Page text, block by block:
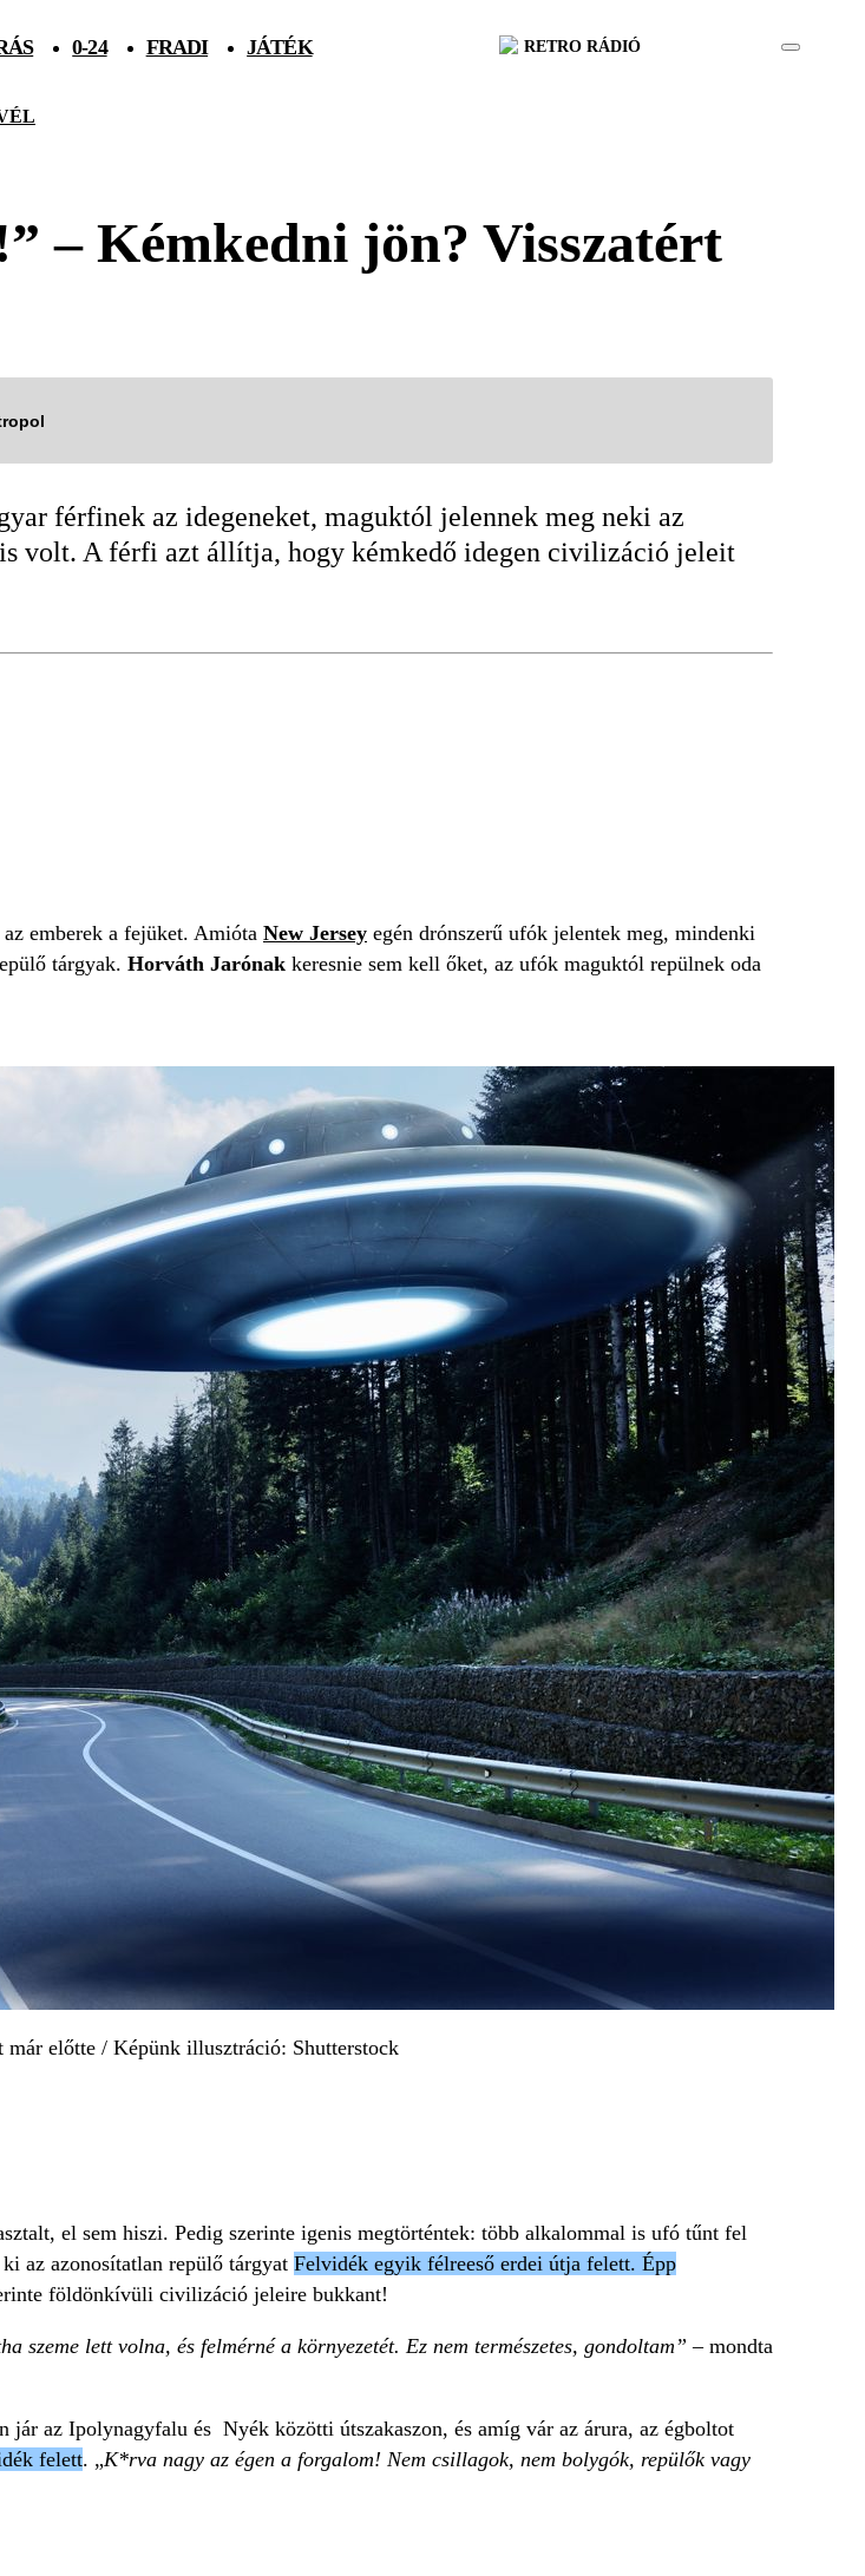
0-24 FRADI JÁTÉK RETRO RÁDIÓ
– Kémkedni jön? Visszatért
férfinek az idegeneket, maguktól jelennek meg neki az
volt. A férfi azt állítja, hogy kémkedő idegen civilizáció jeleit
emberek a fejüket. Amióta New Jersey egén drónszerű ufók jelentek meg, mindenki
tárgyak. Horváth Jarónak keresnie sem kell őket, az ufók maguktól repülnek oda
előtte / Képünk illusztráció: Shutterstock
el sem hiszi. Pedig szerinte igenis megtörténtek: több alkalommal is ufó tűnt fel
az azonosítatlan repülő tárgyat Felvidék egyik félreeső erdei útja felett. Épp
földönkívüli civilizáció jeleire bukkant!
lett volna, és felmérné a környezetét. Ez nem természetes, gondoltam” – mondta
az Ipolynagyfalu és Nyék közötti útszakaszon, és amíg vár az árura, az égboltot
felett. „K*rva nagy az égen a forgalom! Nem csillagok, nem bolygók, repülők vagy